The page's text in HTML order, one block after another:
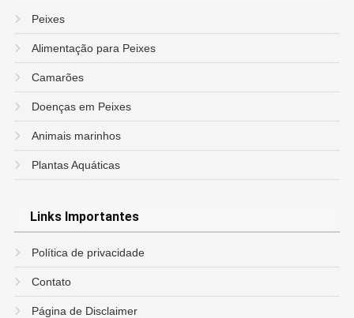
Peixes
Alimentação para Peixes
Camarões
Doenças em Peixes
Animais marinhos
Plantas Aquáticas
Links Importantes
Política de privacidade
Contato
Página de Disclaimer